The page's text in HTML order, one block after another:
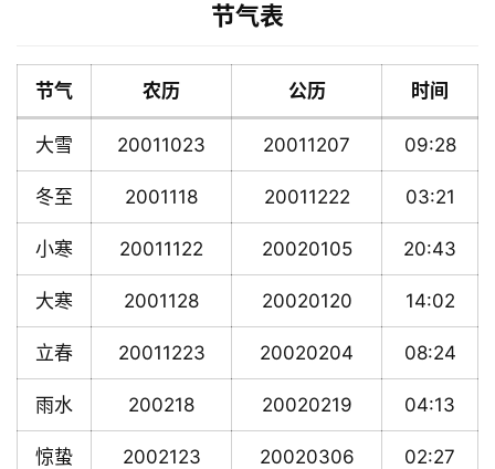
节气表
节气 农历 公历 时间
大雪 20011023 20011207 09:28
冬至 2001118 20011222 03:21
小寒 20011122 20020105 20:43
大寒 2001128 20020120 14:02
立春 20011223 20020204 08:24
雨水 200218 20020219 04:13
惊蛰 2002123 20020306 02:27